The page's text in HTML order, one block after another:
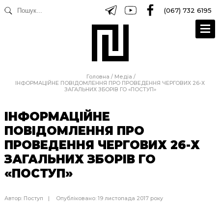
(067) 732 6195
Головна / Медіа /
ІНФОРМАЦІЙНЕ ПОВІДОМЛЕННЯ ПРО ПРОВЕДЕННЯ ЧЕРГОВИХ 26-Х
ЗАГАЛЬНИХ ЗБОРІВ ГО «ПОСТУП»
ІНФОРМАЦІЙНЕ
ПОВІДОМЛЕННЯ ПРО
ПРОВЕДЕННЯ ЧЕРГОВИХ 26-Х
ЗАГАЛЬНИХ ЗБОРІВ ГО
«ПОСТУП»
Автор: Поступ Опубліковано: 19 листопада 2017 року